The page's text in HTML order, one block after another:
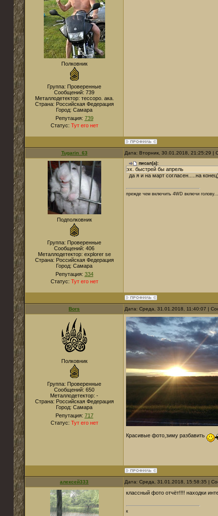
Полковник
Группа: Проверенные
Сообщений: 739
Металлодетектор: тессоро. ака.
Страна: Российская Федерация
Город: Самара
Репутация: 739
Статус: Тут его нет
Tugarin_63 Дата: Вторник, 30.01.2018, 21:25:29
Подполковник
Группа: Проверенные
Сообщений: 406
Металлодетектор: explorer se
Страна: Российская Федерация
Город: Самара
Репутация: 334
Статус: Тут его нет
писал(а):
эх. быстрей бы апрель
да я и на март согласен.....на
прежде чем включить 4WD включи голову...
Bors Дата: Среда, 31.01.2018, 11:40:07 |
Полковник
Группа: Проверенные
Сообщений: 650
Металлодетектор: -
Страна: Российская Федерация
Город: Самара
Репутация: 717
Статус: Тут его нет
Красивые фото,зиму разбавить
алексей333 Дата: Среда, 31.01.2018, 15:58:35 |
классный фото отчёт!!!! находки
к